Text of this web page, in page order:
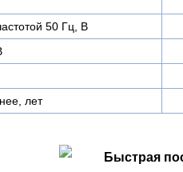
50 Гц, В
лет
Быстрая